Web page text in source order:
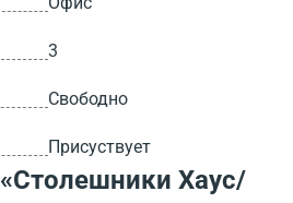
3
Свободно
Присуствует
«Столешники Хаус/